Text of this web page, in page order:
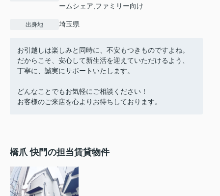
ームシェア,ファミリー向け
出身地 埼玉県
お引越しは楽しみと同時に、不安もつきものですよね。
だからこそ、安心して新生活を迎えていただけるよう、
丁寧に、誠実にサポートいたします。
どんなことでもお気軽にご相談ください！
お客様のご来店を心よりお待ちしております。
橋爪 快門の担当賃貸物件